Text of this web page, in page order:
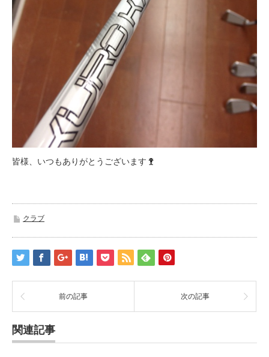
皆様、いつもありがとうございます
クラブ
前の記事 次の記事
関連記事